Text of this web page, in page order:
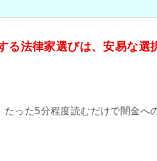
る法律家選びは、安易な選
った5分程度読むだけで闇金へ